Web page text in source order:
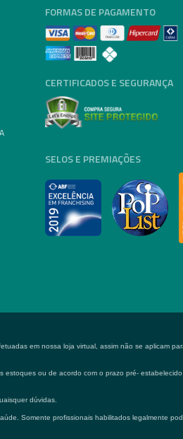
FORMAS DE PAGAMENTO
CERTIFICADOS E SEGURANÇA
SELOS E PREMIAÇÕES
em nossa loja virtual, assim não se aplicam
estoques ou de acordo com o prazo pré-
dúvidas.
Somente profissionais habilitados legalmente